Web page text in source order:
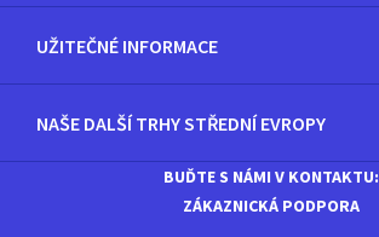
UŽITEČNÉ INFORMACE
NAŠE DALŠÍ TRHY STŘEDNÍ EVROPY
BUĎTE S NÁMI V KONTAKTU:
ZÁKAZNICKÁ PODPORA